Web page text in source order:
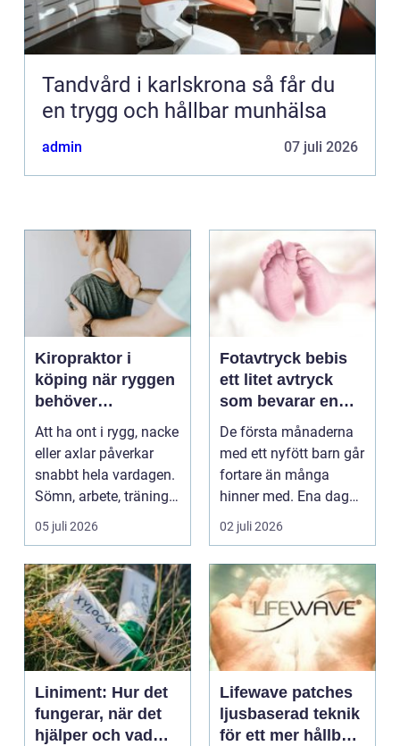
Tandvård i karlskrona så får du
en trygg och hållbar munhälsa
admin 07 juli 2026
Kiropraktor i
köping när ryggen
behöver
professionell hjälp
Att ha ont i rygg, nacke
eller axlar påverkar
snabbt hela vardagen.
Sömn, arbete, träning
och humör ...
05 juli 2026
Fotavtryck bebis
ett litet avtryck
som bevarar en
stor stund
De första månaderna
med ett nyfött barn går
fortare än många
hinner med. Ena dagen
ryms hela foten i...
02 juli 2026
Liniment: Hur det
fungerar, när det
hjälper och vad
Lifewave patches
ljusbaserad teknik
för ett mer hållbart